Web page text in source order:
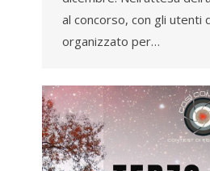
al concorso, con gli
organizzato per…